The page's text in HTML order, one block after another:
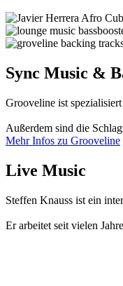
Sync Music &
Grooveline ist
Außerdem sind die
Mehr Infos zu Grooveline
Live Music
Steffen Knauss ist ein
Er arbeitet seit vielen